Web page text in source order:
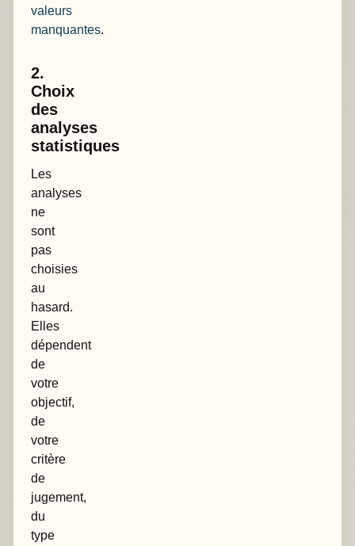
valeurs
manquantes.
2.
Choix
des
analyses
statistiques
Les
analyses
ne
sont
pas
choisies
au
hasard.
Elles
dépendent
de
votre
objectif,
de
votre
critère
de
jugement,
du
type